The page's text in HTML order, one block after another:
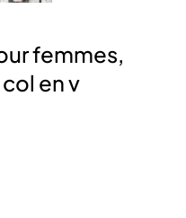
femmes,
en v